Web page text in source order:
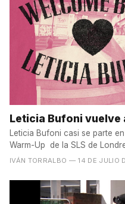
Leticia Bufoni
Leticia Bufoni casi se parte
Warm-Up de la SLS de
IVÁN TORRALBO — 14 DE JULIO